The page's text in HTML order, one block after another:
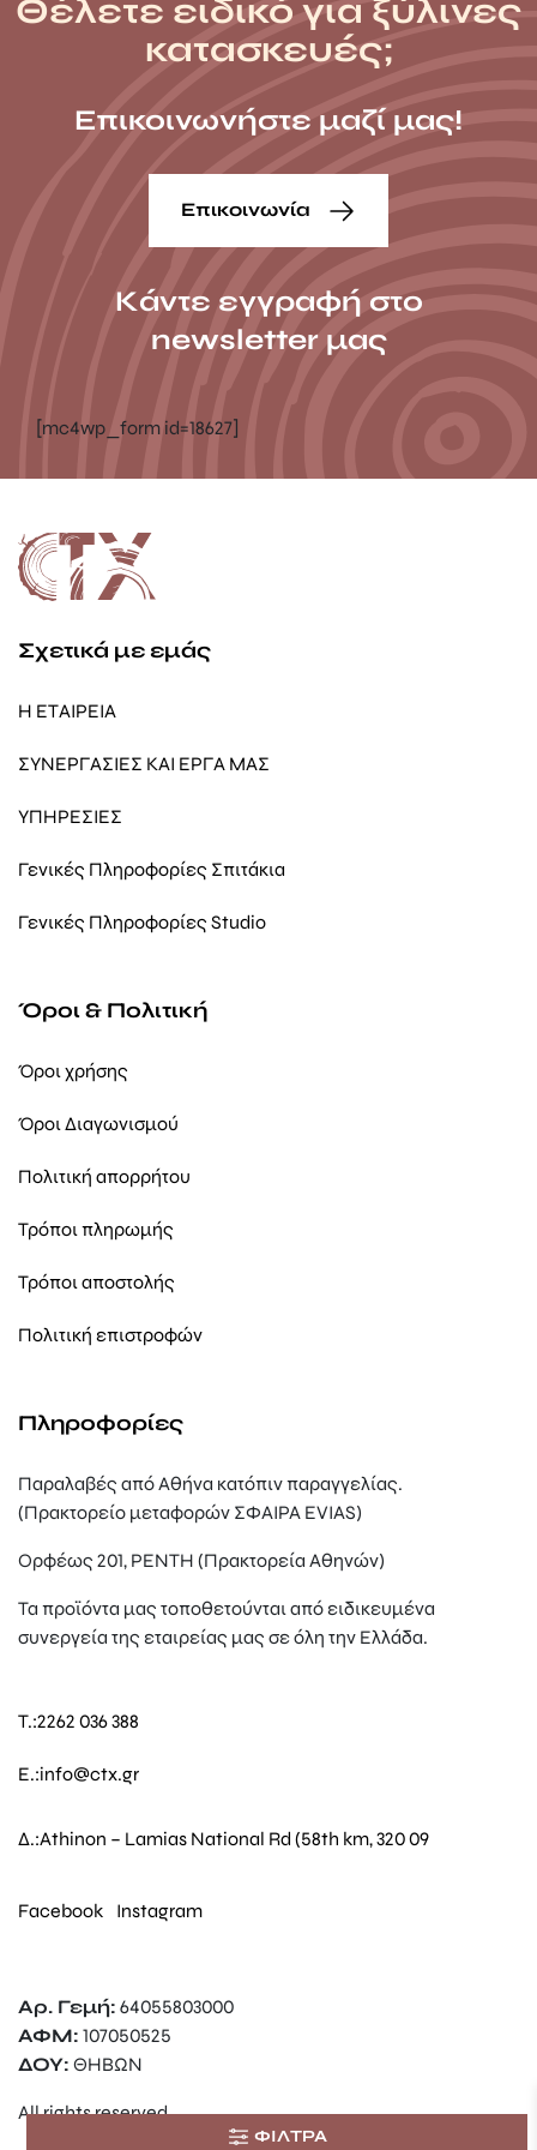
ΦΙΛΤΡΑ
Θέλετε ειδικό για ξύλινες
κατασκευές;
Επικοινωνήστε μαζί μας!
Επικοινωνία
Κάντε εγγραφή στο
newsletter μας
[mc4wp_form id=18627]
Σχετικά με εμάς
Η ΕΤΑΙΡΕΙΑ
ΣΥΝΕΡΓΑΣΙΕΣ ΚΑΙ ΕΡΓΑ ΜΑΣ
ΥΠΗΡΕΣΙΕΣ
Γενικές Πληροφορίες Σπιτάκια
Γενικές Πληροφορίες Studio
Όροι & Πολιτική
Όροι χρήσης
Όροι Διαγωνισμού
Πολιτική απορρήτου
Τρόποι πληρωμής
Τρόποι αποστολής
Πολιτική επιστροφών
Πληροφορίες
Παραλαβές από Αθήνα κατόπιν παραγγελίας.
(Πρακτορείο μεταφορών ΣΦΑΙΡΑ EVIAS)
Ορφέως 201, ΡΕΝΤΗ (Πρακτορεία Αθηνών)
Τα προϊόντα μας τοποθετούνται από ειδικευμένα
συνεργεία της εταιρείας μας σε όλη την Ελλάδα.
T.:2262 036 388
E.:info@ctx.gr
Δ.:Athinon – Lamias National Rd (58th km, 320 09
Facebook Instagram
Αρ. Γεμή: 64055803000
ΑΦΜ: 107050525
ΔΟΥ: ΘΗΒΩΝ
All rights reserved.